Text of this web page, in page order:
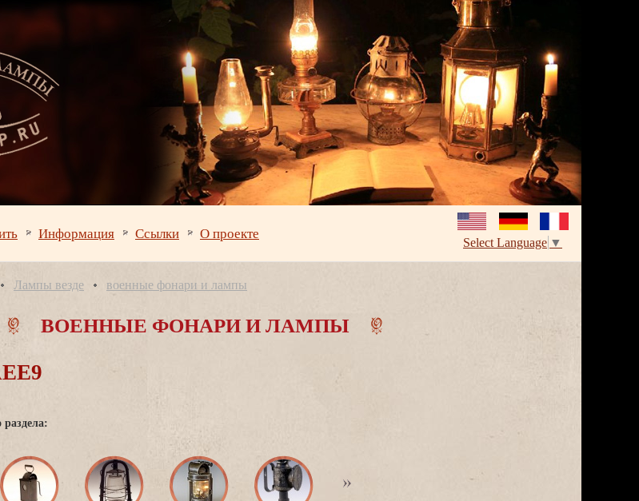
Информация Ссылки О проекте
Select Language ▼
Лампы везде оенные фонари и лампы
ОЕННЫЕ ФОНАРИ И ЛАМПЫ